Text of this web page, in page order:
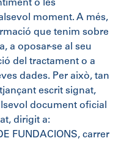
o les
moment. A més,
que tenim sobre
a oposar-se al seu
del tractament o a
dades. Per això, tan
escrit signat,
document oficial
dirigit a:
FUNDACIONS, carrer